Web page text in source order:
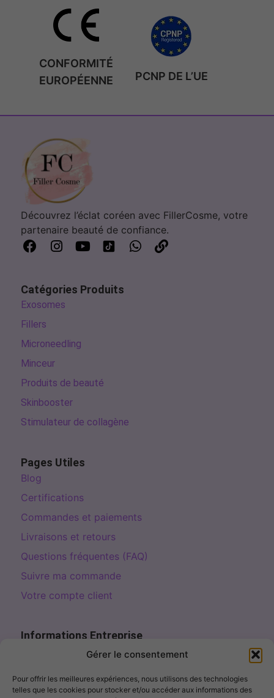
Gérer le consentement
Pour offrir les meilleures expériences, nous utilisons des technologies
telles que les cookies pour stocker et/ou accéder aux informations des
CONFORMITÉ
EUROPÉENNE
PCNP DE L’UE
Découvrez l’éclat coréen avec FillerCosme, votre
partenaire beauté de confiance.
Catégories Produits
Exosomes
Fillers
Microneedling
Minceur
Produits de beauté
Skinbooster
Stimulateur de collagène
Pages Utiles
Blog
Certifications
Commandes et paiements
Livraisons et retours
Questions fréquentes (FAQ)
Suivre ma commande
Votre compte client
Informations Entreprise
Page de contact